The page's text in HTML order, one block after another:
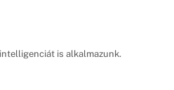
is alkalmazunk.